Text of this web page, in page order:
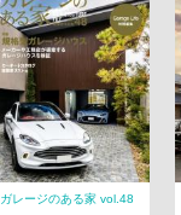
ガレージのある家 vol.48